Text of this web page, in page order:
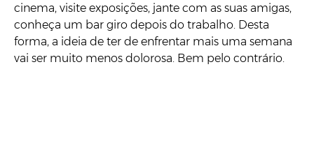
cinema, visite exposições, jante com as suas amigas,
conheça um bar giro depois do trabalho. Desta
forma, a ideia de ter de enfrentar mais uma semana
vai ser muito menos dolorosa. Bem pelo contrário.